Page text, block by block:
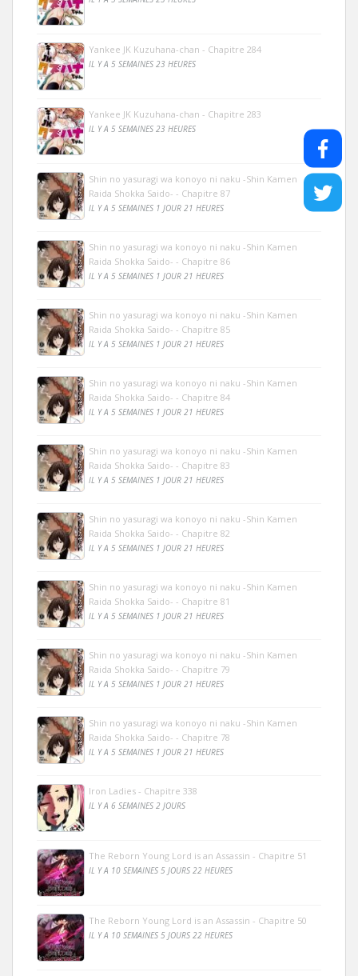
Yankee JK Kuzuhana-chan - Chapitre 284
IL Y A 5 SEMAINES 23 HEURES
Yankee JK Kuzuhana-chan - Chapitre 283
IL Y A 5 SEMAINES 23 HEURES
Shin no yasuragi wa konoyo ni naku -Shin Kamen
Raida Shokka Saido- - Chapitre 87
IL Y A 5 SEMAINES 1 JOUR 21 HEURES
Shin no yasuragi wa konoyo ni naku -Shin Kamen
Raida Shokka Saido- - Chapitre 86
IL Y A 5 SEMAINES 1 JOUR 21 HEURES
Shin no yasuragi wa konoyo ni naku -Shin Kamen
Raida Shokka Saido- - Chapitre 85
IL Y A 5 SEMAINES 1 JOUR 21 HEURES
Shin no yasuragi wa konoyo ni naku -Shin Kamen
Raida Shokka Saido- - Chapitre 84
IL Y A 5 SEMAINES 1 JOUR 21 HEURES
Shin no yasuragi wa konoyo ni naku -Shin Kamen
Raida Shokka Saido- - Chapitre 83
IL Y A 5 SEMAINES 1 JOUR 21 HEURES
Shin no yasuragi wa konoyo ni naku -Shin Kamen
Raida Shokka Saido- - Chapitre 82
IL Y A 5 SEMAINES 1 JOUR 21 HEURES
Shin no yasuragi wa konoyo ni naku -Shin Kamen
Raida Shokka Saido- - Chapitre 81
IL Y A 5 SEMAINES 1 JOUR 21 HEURES
Shin no yasuragi wa konoyo ni naku -Shin Kamen
Raida Shokka Saido- - Chapitre 79
IL Y A 5 SEMAINES 1 JOUR 21 HEURES
Shin no yasuragi wa konoyo ni naku -Shin Kamen
Raida Shokka Saido- - Chapitre 78
IL Y A 5 SEMAINES 1 JOUR 21 HEURES
Iron Ladies - Chapitre 338
IL Y A 6 SEMAINES 2 JOURS
The Reborn Young Lord is an Assassin - Chapitre 51
IL Y A 10 SEMAINES 5 JOURS 22 HEURES
The Reborn Young Lord is an Assassin - Chapitre 50
IL Y A 10 SEMAINES 5 JOURS 22 HEURES